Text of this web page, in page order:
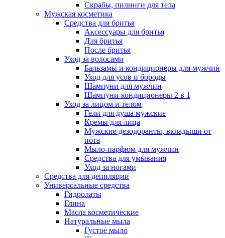
Скрабы, пилинги для тела
Мужская косметика
Средства для бритья
Аксессуары для бритья
Для бритья
После бритья
Уход за волосами
Бальзамы и кондиционеры для мужчин
Уход для усов и бороды
Шампуни для мужчин
Шампуни-кондиционеры 2 в 1
Уход за лицом и телом
Гели для душа мужские
Кремы для лица
Мужские дезодоранты, вкладыши от
пота
Мыло-парфюм для мужчин
Средства для умывания
Уход за ногами
Средства для депиляции
Универсальные средства
Гидролаты
Глина
Масла косметические
Натуральные мыла
Густое мыло